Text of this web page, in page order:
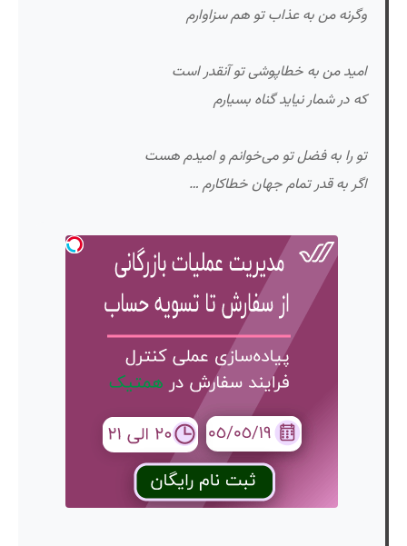
وگرنه من به عذاب تو هم سزاوارم
امید من به خطاپوشی تو آنقدر است
که در شمار نیاید گناه بسیارم
تو را به فضل تو می‌خوانم و امیدم هست
اگر به قدر تمام جهان خطاکارم …